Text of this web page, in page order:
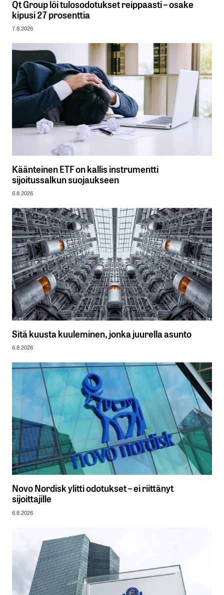
Qt Group löi tulosodotukset reippaasti – osake
kipusi 27 prosenttia
7.8.2026
Käänteinen ETF on kallis instrumentti
sijoitussalkun suojaukseen
6.8.2026
Sitä kuusta kuuleminen, jonka juurella asunto
6.8.2026
Novo Nordisk ylitti odotukset – ei riittänyt
sijoittajille
6.8.2026